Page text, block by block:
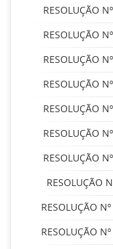
RESOLUÇÃO
RESOLUÇÃO
RESOLUÇÃO
RESOLUÇÃO
RESOLUÇÃO
RESOLUÇÃO
RESOLUÇÃO
RESOLUÇÃO
RESOLUÇÃO
RESOLUÇÃO